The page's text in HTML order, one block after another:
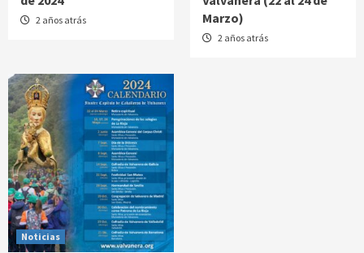
2 años atrás
Marzo)
2 años atrás
Noticias